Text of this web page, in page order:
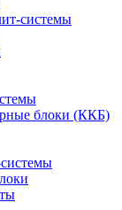
системы
блоки (ККБ)